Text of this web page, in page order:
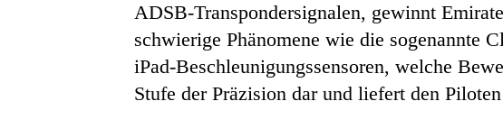
ADSB-Transpondersignalen, gewinnt
schwierige Phänomene wie die sogenannte
iPad-Beschleunigungssensoren, welche
Stufe der Präzision dar und liefert den